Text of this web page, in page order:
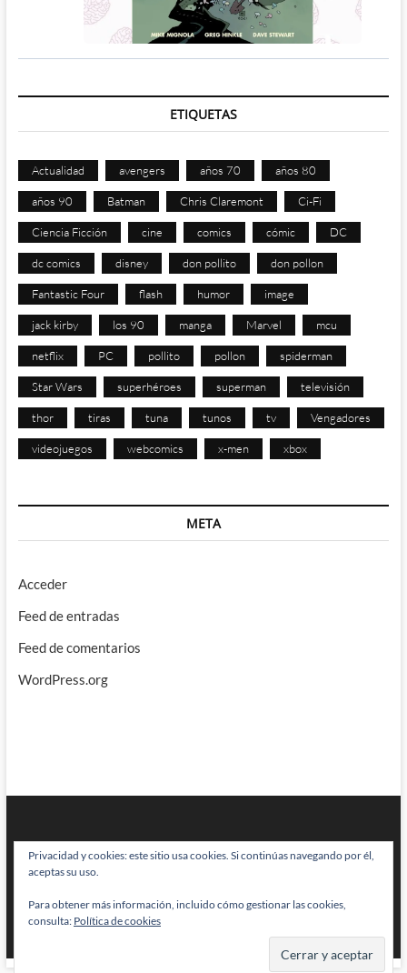
ETIQUETAS
Actualidad avengers años 70 años 80
años 90 Batman Chris Claremont Ci-Fi
Ciencia Ficción cine comics cómic DC
dc comics disney don pollito don pollon
Fantastic Four flash humor image
jack kirby los 90 manga Marvel mcu
netflix PC pollito pollon spiderman
Star Wars superhéroes superman televisión
thor tiras tuna tunos tv Vengadores
videojuegos webcomics x-men xbox
META
Acceder
Feed de entradas
Feed de comentarios
WordPress.org
BRAINSTOMPING| Diseñado por:Theme Freesia|WordPress| © Todos
los derechos reservados
Privacidad y cookies: este sitio usa cookies. Si continúas navegando por él,
aceptas su uso.
Para obtener más información, incluido cómo gestionar las cookies,
consulta: Política de cookies